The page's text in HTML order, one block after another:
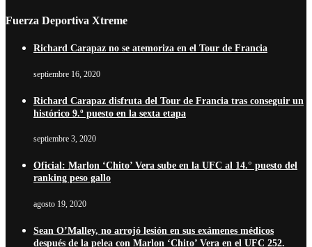
Fuerza Deportiva Xtreme
Richard Carapaz no se atemoriza en el Tour de Francia
septiembre 16, 2020
Richard Carapaz disfruta del Tour de Francia tras conseguir un
histórico 9.º puesto en la sexta etapa
septiembre 3, 2020
Oficial: Marlon ‘Chito’ Vera sube en la UFC al 14.° puesto del
ranking peso gallo
agosto 19, 2020
Sean O’Malley, no arrojó lesión en sus exámenes médicos
después de la pelea con Marlon ‘Chito’ Vera en el UFC 252.